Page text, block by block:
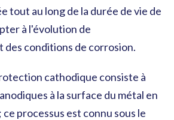
tout au long de la durée de vie de
à l'évolution de
conditions de corrosion.
cathodique consiste à
à la surface du métal en
processus est connu sous le